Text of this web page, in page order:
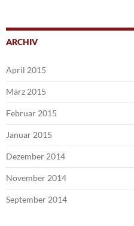
ARCHIV
April 2015
März 2015
Februar 2015
Januar 2015
Dezember 2014
November 2014
September 2014